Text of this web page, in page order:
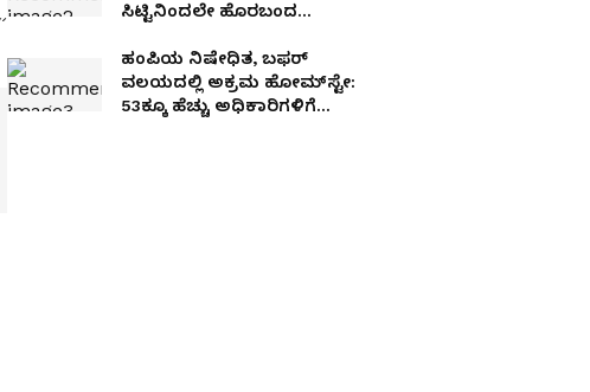
ಸಿಟ್ಟಿನಿಂದಲೇ ಹೊರಬಂದ
ಹಂಪಿಯ ನಿಷೇಧಿತ, ಬಫರ್
ವಲಯದಲ್ಲಿ ಅಕ್ರಮ ಹೋಮ್‌ಸ್ಟೇ:
53ಕ್ಕೂ ಹೆಚ್ಚು ಅಧಿಕಾರಿಗಳಿಗೆ